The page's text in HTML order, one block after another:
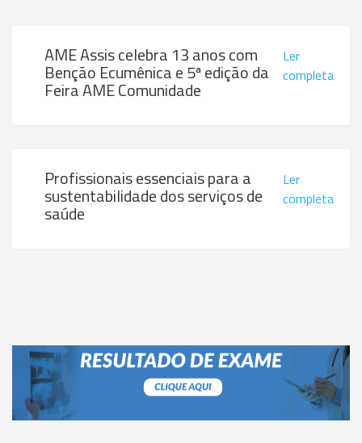
AME Assis celebra 13 anos com
Benção Ecumênica e 5ª edição da
Feira AME Comunidade
Ler
completa
Profissionais essenciais para a
sustentabilidade dos serviços de
saúde
Ler
completa